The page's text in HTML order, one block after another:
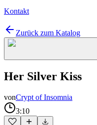
Kontakt
Zurück zum Katalog
Her Silver Kiss
vonCrypt of Insomnia
3:10